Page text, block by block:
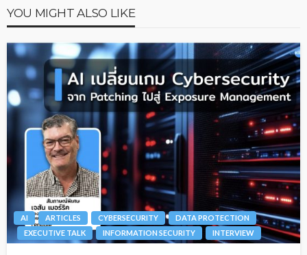
YOU MIGHT ALSO LIKE
AI ARTICLES CYBERSECURITY
DATA PROTECTION
EXECUTIVE TALK
INFORMATION SECURITY INTERVIEW